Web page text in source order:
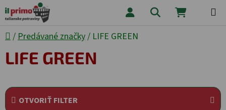
Prejsť na obsah Hľadať
Domov
/ Predávané značky/ LIFE GREEN
LIFE GREEN
OTVORIŤ FILTER